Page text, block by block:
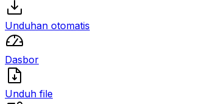
Unduhan otomatis
Dasbor
Unduh file